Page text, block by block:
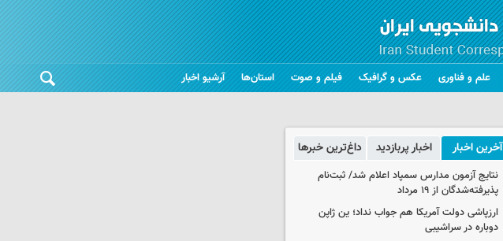
علم و فناوری عکس و گرافیک فیلم و صوت استان‌ها آرشیو اخبار
آخرین اخبار اخبار پربازدید داغ‌ترین خبرها
نتایج آزمون مدارس سمپاد اعلام شد/ ثبت‌نام
پذیرفته‌شدگان از ۱۹ مرداد
ارزپاشی دولت آمریکا هم جواب نداد؛ ین ژاپن
دوباره در سراشیبی